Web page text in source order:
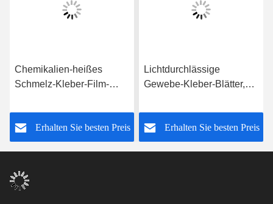
Chemikalien-heißes
Schmelz-Kleber-Film-
Rollen-140cm Soem-ODM
für die Verpfändung von
Ipad-Kasten
Erhalten Sie besten Preis
Lichtdurchlässige
Gewebe-Kleber-Blätter,
magischen Haken
Erhalten Sie besten Preis